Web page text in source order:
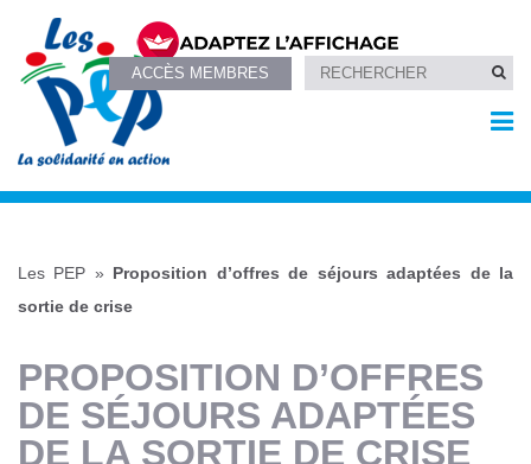
ACCÈS MEMBRES
Les PEP » Proposition d’offres de séjours adaptées de la
sortie de crise
PROPOSITION D’OFFRES
DE SÉJOURS ADAPTÉES
DE LA SORTIE DE CRISE